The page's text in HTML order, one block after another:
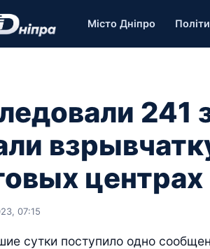
Місто Дніпро
241
центрах
07:15
сутки поступило одно